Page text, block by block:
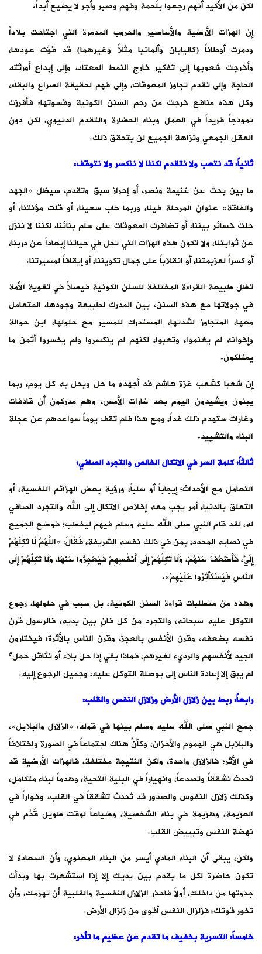
لكن من الأكيد أنهم رجعوا بلُحمة وفهم وصبر وأجر لا يضيع أبداً.
إن الهزات الأرضية والأعاصير والحروب المدمرة التي اجتاحت بلاداً
ودمرت أوطاناً (كاليابان وألمانيا مثلاً وغيرهما) قد قوَّت عودها،
وأخرجت شعوبها إلى تفكير خارج النمط المعتاد، وإلى إبداع أورثته
الحاجة وإلى تقدم تجاوز المعوقات، وإلى فهم لحقيقة الصراع والبقاء،
وكل هذه منافع خرجت من رحم السنن الكونية وقسوتها؛ فأفرزت
نموذجاً فريداً في العمل وبناء الحضارة والتقدم الدنيوي، لكن دون
العقل الجمعي ونزاهة الجميع لن يتحقق ذلك.
ثانياً: قد نتعب ولا نتقدم لكننا لا ننكسر ولا نتوقف:
ما بين بحث عن غنيمة ونصر، أو إحراز سبق وتقدم، سيظل «الجهد
والفاقة» عنوان المرحلة فينا، وربما خاب سعينا، أو قلت مؤنتنا، أو
حلت خسائر بيننا، أو تضافرت المعوقات على سلم بنائنا، لكننا لا ننزل
عن ثوابتنا، ولا تكون هذه الهزات التي تحل في حياتنا إبعاداً عن دربنا،
أو كسراً لعزيمتنا، أو انقلاباً على جمال تكويننا، أو إيقافاً لمسيرتنا.
تظل طبيعة القراءة المختلفة للسنن الكونية فيصلاً في تقوية الأمة
في جولاتها مع هذه السنن، بين المدرك لطبيعة وجودها، المتعامل
معها، المتجاوز لشدتها، المستدرك للمسير مع حلولها، ابن حوالة
وإخوانه لم يغنموا، وتعبوا، لكنهم لم ينكسروا ولم يخسروا أثمن ما
يمتلكون.
إن شعبا كشعب غزة هاشم قد أجهده ما حل ويحل به كل يوم، ربما
يبنون ويشيدون اليوم بعد غارات الأمس، وهم مدركون أن قاذفات
وغارات ستهدم ذلك غداً، ومع هذا فلم تقف يوماً سواعدهم عن عجلة
البناء والتشييد.
ثالثاً: كلمة السر في الاتكال الخالص والتجرد الصافي:
التعامل مع الأحداث؛ إيجاباً أو سلباً، ورؤية بعض الهزائم النفسية، أو
التعلق بالدنيا، أمر يجب معه إخلاص الاتكال إلى الله والتجرد الصافي
له، لقد قام النبي صلى الله عليه وسلم فيهم ليخطب؛ فوضع الجميع
في نصابه المحدد، بمن في ذلك نفسه الشريفة، فَقَالَ: «اللَّهُمَّ لَا تَكِلْهُمْ
إِلَيَّ، فَأَضْعُفَ عَنْهُمْ، وَلَا تَكِلْهُمْ إِلَى أَنْفُسِهِمْ فَيَعْجِزُوا عَنْهَا، وَلَا تَكِلْهُمْ إِلَى
النَّاسِ فَيَسْتَأْثِرُوا عَلَيْهِمْ».
وهذه من متطلبات قراءة السنن الكونية، بل سبب في حلولها، رجوع
التوكل عليه سبحانه، والتجرد من كل فانٍ بين يديه، فالرسول قرن
نفسه بضعفه، وقرن الأنفس بالعجز، وقرن الناس بالأثرة؛ فيختارون
الجيد لأنفسهم والرديء لغيرهم، فماذا بقي إذا حل بلاء أو تثاقل حمل؟
لم يبق إلا إعادة الناس إلى بوصلة التوكل عليه، وجميل الرجوع إليه.
رابعاً: ربط بين زلازل الأرض وزلازل النفس والقلب:
جمع النبي صلى الله عليه وسلم بينها في قوله: «الزلازل والبلابل»،
والبلابل هي الهموم والأحزان، وكأنَّ هناك اجتماعاً في الصورة واختلافاً
في الأثر؛ فالزلازل واحدة، ولكن النتيجة مختلفة، فالهزات الأرضية قد
تُحدث تشققاً وتصدعاً، وانهياراً في البنية التحية، وهدماً لبناء متكامل،
وكذلك زلازل النفوس والصدور قد تُحدث تشققاً في القلب، وخواراً في
العزيمة، وهزيمة في بناء الشخصية، وضياعاً لوقت طويل قُدِّم في
نهضة النفس وتبييض القلب.
ولكن، يبقى أن البناء المادي أيسر من البناء المعنوي، وأن السعادة لا
تكون حاضرة لكل ما يقدم بين يديك إلا إذا استشعرت بها وبدأت
جذوتها من داخلك، أولاً فاحذر الزلازل النفسية والقلبية أن تهزمك، وأن
تخور قوتك؛ فزلزال النفس أقوى من زلزال الأرض.
خامساً: التسرية بخفيف ما تقدم عن عظيم ما تأخر: